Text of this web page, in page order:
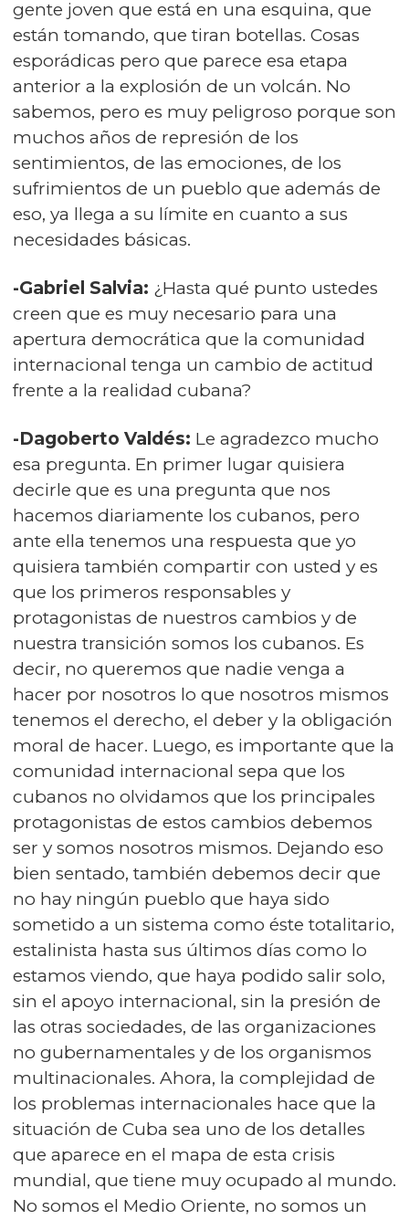
gente joven que está en una esquina, que
están tomando, que tiran botellas. Cosas
esporádicas pero que parece esa etapa
anterior a la explosión de un volcán. No
sabemos, pero es muy peligroso porque son
muchos años de represión de los
sentimientos, de las emociones, de los
sufrimientos de un pueblo que además de
eso, ya llega a su límite en cuanto a sus
necesidades básicas.
-Gabriel Salvia: ¿Hasta qué punto ustedes
creen que es muy necesario para una
apertura democrática que la comunidad
internacional tenga un cambio de actitud
frente a la realidad cubana?
-Dagoberto Valdés: Le agradezco mucho
esa pregunta. En primer lugar quisiera
decirle que es una pregunta que nos
hacemos diariamente los cubanos, pero
ante ella tenemos una respuesta que yo
quisiera también compartir con usted y es
que los primeros responsables y
protagonistas de nuestros cambios y de
nuestra transición somos los cubanos. Es
decir, no queremos que nadie venga a
hacer por nosotros lo que nosotros mismos
tenemos el derecho, el deber y la obligación
moral de hacer. Luego, es importante que la
comunidad internacional sepa que los
cubanos no olvidamos que los principales
protagonistas de estos cambios debemos
ser y somos nosotros mismos. Dejando eso
bien sentado, también debemos decir que
no hay ningún pueblo que haya sido
sometido a un sistema como éste totalitario,
estalinista hasta sus últimos días como lo
estamos viendo, que haya podido salir solo,
sin el apoyo internacional, sin la presión de
las otras sociedades, de las organizaciones
no gubernamentales y de los organismos
multinacionales. Ahora, la complejidad de
los problemas internacionales hace que la
situación de Cuba sea uno de los detalles
que aparece en el mapa de esta crisis
mundial, que tiene muy ocupado al mundo.
No somos el Medio Oriente, no somos un